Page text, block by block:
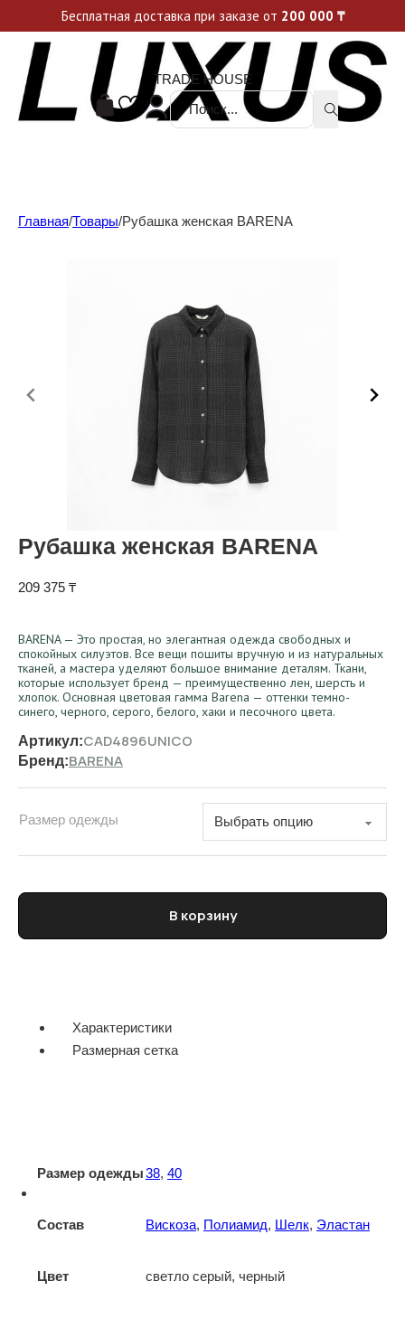
Уникальные акции и спецпредложения каждую неделю, не пропусти свой шанс
TRADE HOUSE
Поиск ...
Главная/Товары/Рубашка женская BARENA
Рубашка женская BARENA
209 375 ₸
BARENA — Это простая, но элегантная одежда свободных и
спокойных силуэтов. Все вещи пошиты вручную и из натуральных
тканей, а мастера уделяют большое внимание деталям. Ткани,
которые использует бренд — преимущественно лен, шерсть и
хлопок. Основная цветовая гамма Barena — оттенки темно-
синего, черного, серого, белого, хаки и песочного цвета.
Артикул:CAD4896UNICO
Бренд:BARENA
Размер одежды
Количество товара Рубашка женская BARENA
В корзину
Характеристики
Размерная сетка
Размер одежды38, 40
Состав Вискоза, Полиамид, Шелк, Эластан
Цвет светло серый, черный
Бесплатная доставка при заказе от 200 000 ₸